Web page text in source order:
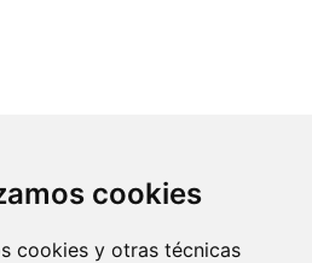
cookies
cookies y otras técnicas